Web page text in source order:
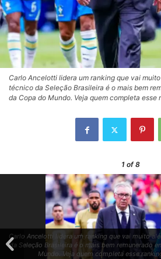
Carlo Ancelotti lidera um ranking que vai
técnico da Seleção Brasileira é o mais bem
da Copa do Mundo. Veja quem completa esse
1 of 8
Carlo Ancelotti lidera um ranking que vai muito
da Seleção Brasileira é o mais bem remunerado
Mundo. Veja quem completa esse